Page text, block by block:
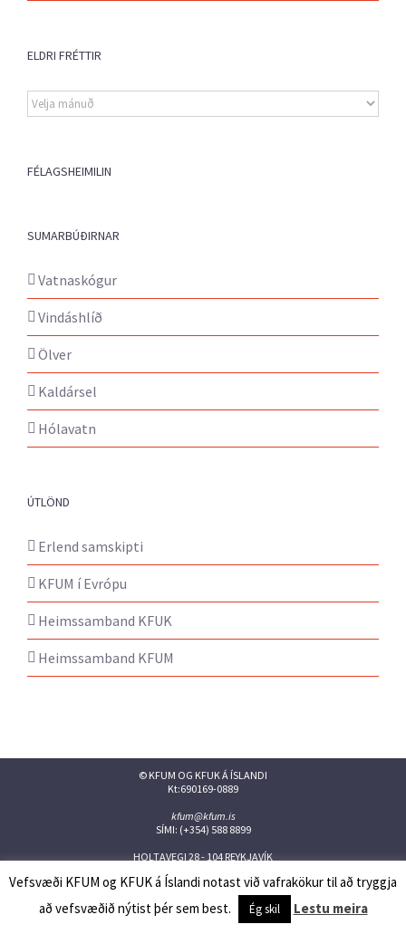
ELDRI FRÉTTIR
Eldri
fréttir
FÉLAGSHEIMILIN
SUMARBÚÐIRNAR
Vatnaskógur
Vindáshlíð
Ölver
Kaldársel
Hólavatn
ÚTLÖND
Erlend samskipti
KFUM í Evrópu
Heimssamband KFUK
Heimssamband KFUM
© KFUM OG KFUK Á ÍSLANDI
Kt:690169-0889
kfum@kfum.is
SÍMI: (+354) 588 8899
HOLTAVEGI 28 - 104 REYKJAVÍK
Facebook
TwitterInstagram
Flickr YouTube
Issuu
Vefsvæði KFUM og KFUK á Íslandi notast við vafrakökur til að tryggja
að vefsvæðið nýtist þér sem best.
Ég skil Lestu meira